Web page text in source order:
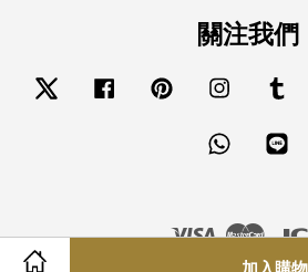
關注我們
Twitter Facebook Pinterest Instagram
Whatsapp
Visa Master